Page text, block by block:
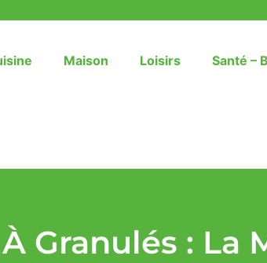
Maison Loisirs Santé –
Granulés : La